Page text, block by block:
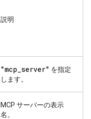
説明
"mcp_server" を指定
します。
MCP サーバーの表示
名。